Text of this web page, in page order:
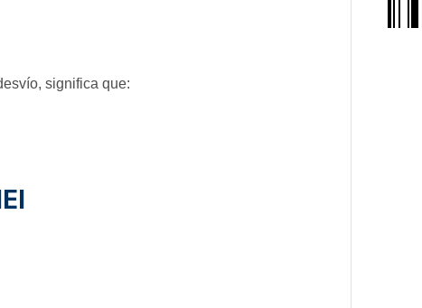
significa que: